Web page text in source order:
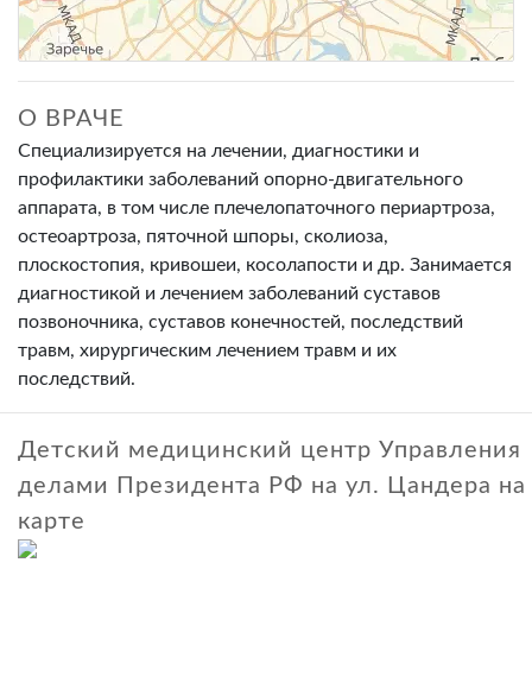
О ВРАЧЕ
Специализируется на лечении, диагностики и
профилактики заболеваний опорно-двигательного
аппарата, в том числе плечелопаточного периартроза,
остеоартроза, пяточной шпоры, сколиоза,
плоскостопия, кривошеи, косолапости и др. Занимается
диагностикой и лечением заболеваний суставов
позвоночника, суставов конечностей, последствий
травм, хирургическим лечением травм и их
последствий.
Детский медицинский центр Управления
делами Президента РФ на ул. Цандера на
карте